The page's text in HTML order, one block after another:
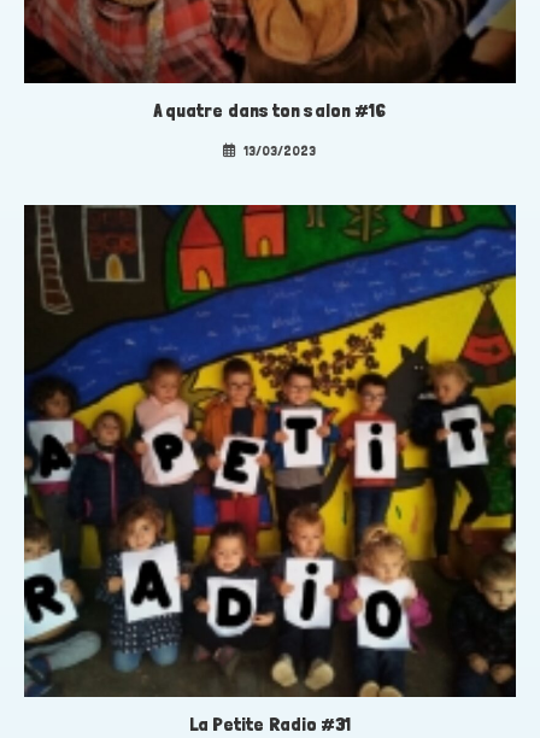
A quatre dans ton salon #16
13/03/2023
La Petite Radio #31